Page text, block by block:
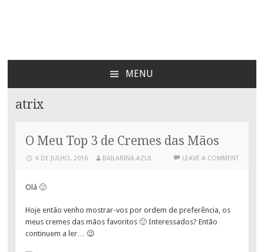
Bailarina Azul
MENU
CONTENT
atrix
O Meu Top 3 de Cremes das Mãos
6 DE JULHO, 2016 BAILARINA.AZUL LEAVE A COMMENT
Olá 🙂
Hoje então venho mostrar-vos por ordem de preferência, os
meus cremes das mãos favoritos 🙂 Interessados? Então
continuem a ler… 😉